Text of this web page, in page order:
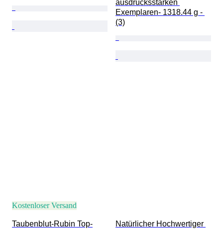
ausdrucksstarken
Exemplaren- 1318.44 g -
(3)
Kostenloser Versand
Taubenblut-Rubin Top-
Natürlicher Hochwertiger